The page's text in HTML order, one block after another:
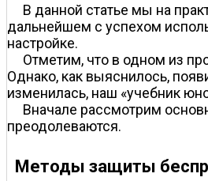
В данной статье мы на
дальнейшем с успехом
настройке.
Отметим, что в одном из
Однако, как выяснилось,
изменилась, наш «учебник
Вначале рассмотрим
преодолеваются.
Методы защиты